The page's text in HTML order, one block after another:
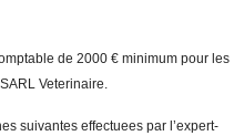
de 2000 € minimum pour les
Veterinaire.
suivantes effectuees par l’expert-